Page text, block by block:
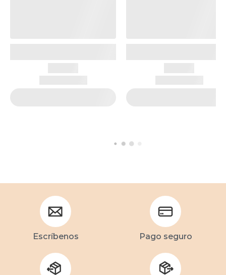
Escríbenos Pago seguro